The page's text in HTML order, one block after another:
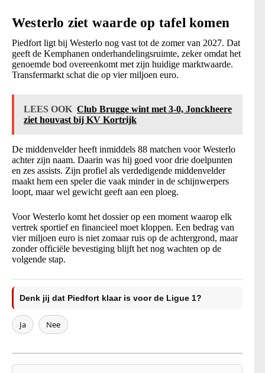
Westerlo ziet waarde op tafel komen
Piedfort ligt bij Westerlo nog vast tot de zomer van 2027. Dat
geeft de Kemphanen onderhandelingsruimte, zeker omdat het
genoemde bod overeenkomt met zijn huidige marktwaarde.
Transfermarkt schat die op vier miljoen euro.
LEES OOK Club Brugge wint met 3-0, Jonckheere
ziet houvast bij KV Kortrijk
De middenvelder heeft inmiddels 88 matchen voor Westerlo
achter zijn naam. Daarin was hij goed voor drie doelpunten
en zes assists. Zijn profiel als verdedigende middenvelder
maakt hem een speler die vaak minder in de schijnwerpers
loopt, maar wel gewicht geeft aan een ploeg.
Voor Westerlo komt het dossier op een moment waarop elk
vertrek sportief en financieel moet kloppen. Een bedrag van
vier miljoen euro is niet zomaar ruis op de achtergrond, maar
zonder officiële bevestiging blijft het nog wachten op de
volgende stap.
Denk jij dat Piedfort klaar is voor de Ligue 1?
Ja Nee